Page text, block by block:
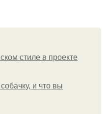
стиле в проекте
и что вы